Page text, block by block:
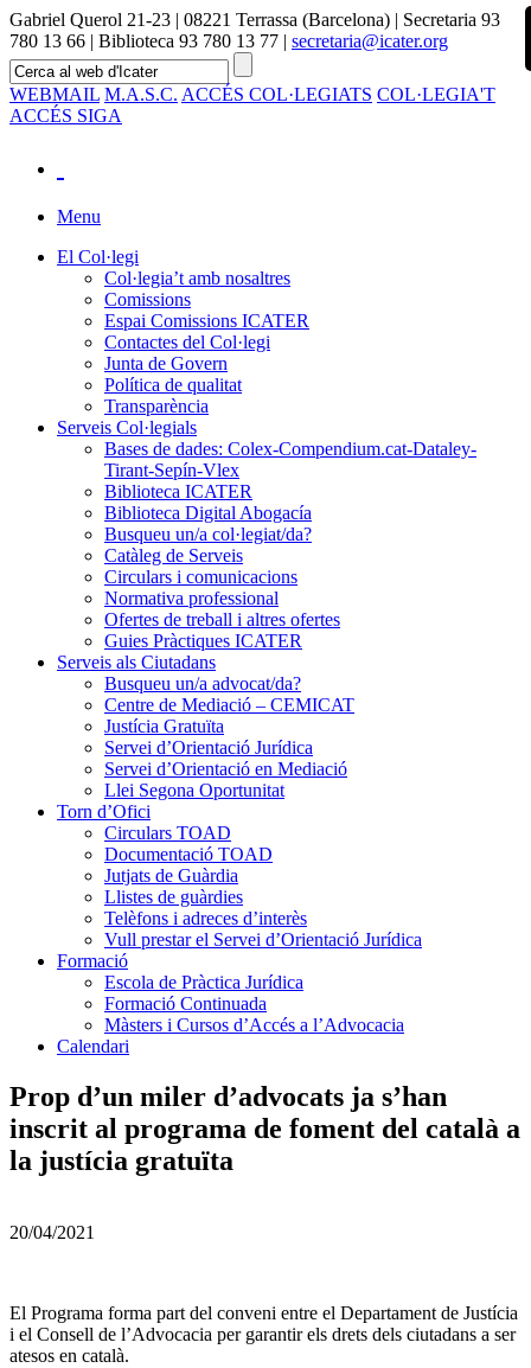
Gabriel Querol 21-23 | 08221 Terrassa (Barcelona) | Secretaria 93
780 13 66 | Biblioteca 93 780 13 77 | secretaria@icater.org
WEBMAIL M.A.S.C. ACCÉS COL·LEGIATS COL·LEGIA'T
ACCÉS SIGA
Menu
El Col·legi
Col·legia’t amb nosaltres
Comissions
Espai Comissions ICATER
Contactes del Col·legi
Junta de Govern
Política de qualitat
Transparència
Serveis Col·legials
Bases de dades: Colex-Compendium.cat-Dataley-
Tirant-Sepín-Vlex
Biblioteca ICATER
Biblioteca Digital Abogacía
Busqueu un/a col·legiat/da?
Catàleg de Serveis
Circulars i comunicacions
Normativa professional
Ofertes de treball i altres ofertes
Guies Pràctiques ICATER
Serveis als Ciutadans
Busqueu un/a advocat/da?
Centre de Mediació – CEMICAT
Justícia Gratuïta
Servei d’Orientació Jurídica
Servei d’Orientació en Mediació
Llei Segona Oportunitat
Torn d’Ofici
Circulars TOAD
Documentació TOAD
Jutjats de Guàrdia
Llistes de guàrdies
Telèfons i adreces d’interès
Vull prestar el Servei d’Orientació Jurídica
Formació
Escola de Pràctica Jurídica
Formació Continuada
Màsters i Cursos d’Accés a l’Advocacia
Calendari
Prop d’un miler d’advocats ja s’han
inscrit al programa de foment del català a
la justícia gratuïta
20/04/2021
El Programa forma part del conveni entre el Departament de Justícia
i el Consell de l’Advocacia per garantir els drets dels ciutadans a ser
atesos en català.